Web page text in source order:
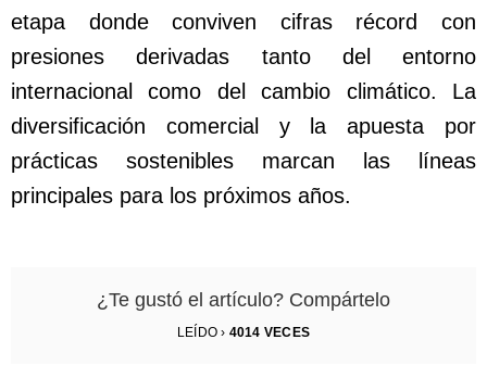
etapa donde conviven cifras récord con
presiones derivadas tanto del entorno
internacional como del cambio climático. La
diversificación comercial y la apuesta por
prácticas sostenibles marcan las líneas
principales para los próximos años.
¿Te gustó el artículo? Compártelo
LEÍDO › 4014 VECES